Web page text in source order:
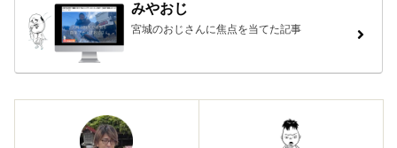
みやおじ
宮城のおじさんに焦点を当てた記事